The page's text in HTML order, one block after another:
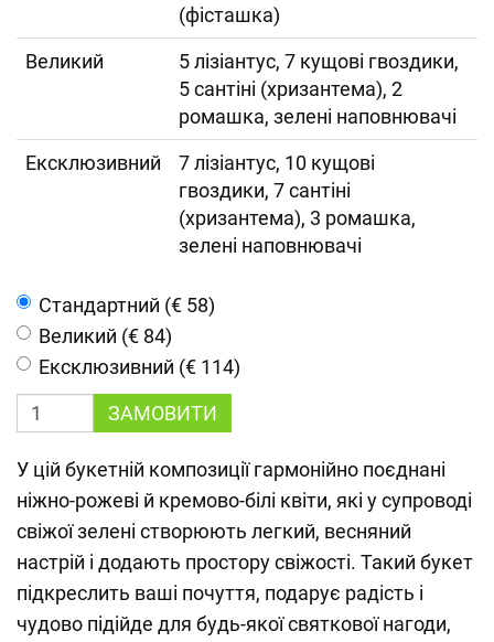
(фісташка)
Великий
5 лізіантус, 7 кущові гвоздики,
5 сантіні (хризантема), 2
ромашка, зелені наповнювачі
Ексклюзивний
7 лізіантус, 10 кущові
гвоздики, 7 сантіні
(хризантема), 3 ромашка,
зелені наповнювачі
Cтандартний (€ 58)
Великий (€ 84)
Ексклюзивний (€ 114)
ЗАМОВИТИ
У цій букетній композиції гармонійно поєднані
ніжно-рожеві й кремово-білі квіти, які у супроводі
свіжої зелені створюють легкий, весняний
настрій і додають простору свіжості. Такий букет
підкреслить ваші почуття, подарує радість і
чудово підійде для будь-якої святкової нагоди,